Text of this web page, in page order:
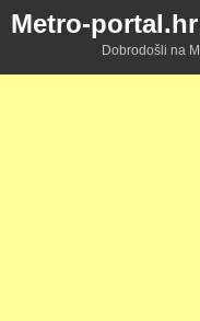
Metro-portal.hr
Dobrodošli na